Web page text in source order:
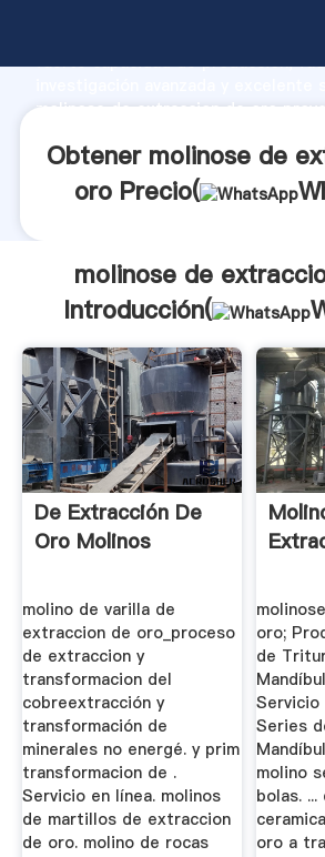
fuerte capacidad de producción,
molinose de extraccion de oro
Obtener molinose de
oro Precio(
molinose de
Introducción(
De Extracción De
Oro Molinos
molino de varilla de
extraccion de oro_proceso
de extraccion y
transformacion del
cobreextracción y
transformación de
minerales no energé. y prim
transformacion de .
Servicio en línea. molinos
de martillos de extraccion
de oro. molino de rocas
oro;
de
Servicio
Series
molino
bolas.
oro a